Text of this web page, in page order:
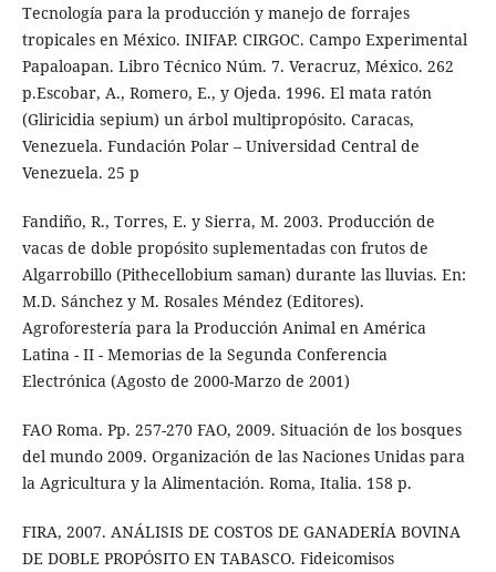
Tecnología para la producción y manejo de forrajes
tropicales en México. INIFAP. CIRGOC. Campo Experimental
Papaloapan. Libro Técnico Núm. 7. Veracruz, México. 262
p.Escobar, A., Romero, E., y Ojeda. 1996. El mata ratón
(Gliricidia sepium) un árbol multipropósito. Caracas,
Venezuela. Fundación Polar – Universidad Central de
Venezuela. 25 p
Fandiño, R., Torres, E. y Sierra, M. 2003. Producción de
vacas de doble propósito suplementadas con frutos de
Algarrobillo (Pithecellobium saman) durante las lluvias. En:
M.D. Sánchez y M. Rosales Méndez (Editores).
Agroforestería para la Producción Animal en América
Latina - II - Memorias de la Segunda Conferencia
Electrónica (Agosto de 2000-Marzo de 2001)
FAO Roma. Pp. 257-270 FAO, 2009. Situación de los bosques
del mundo 2009. Organización de las Naciones Unidas para
la Agricultura y la Alimentación. Roma, Italia. 158 p.
FIRA, 2007. ANÁLISIS DE COSTOS DE GANADERÍA BOVINA
DE DOBLE PROPÓSITO EN TABASCO. Fideicomisos